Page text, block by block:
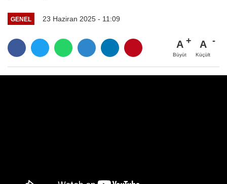
GENEL 23 Haziran 2025 - 11:09
A
Büyüt
A
Küçült